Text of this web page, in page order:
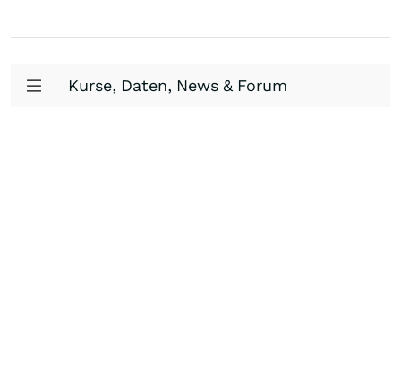
Kurse, Daten, News & Forum